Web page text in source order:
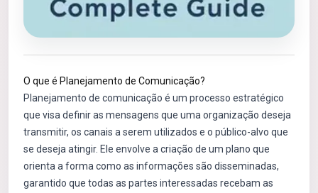
O que é Planejamento de Comunicação?
Planejamento de comunicação é um processo estratégico
que visa definir as mensagens que uma organização deseja
transmitir, os canais a serem utilizados e o público-alvo que
se deseja atingir. Ele envolve a criação de um plano que
orienta a forma como as informações são disseminadas,
garantido que todas as partes interessadas recebam as